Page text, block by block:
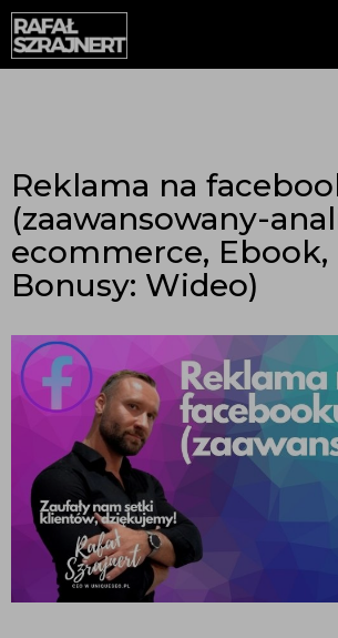
Reklama na
(zaawansowany-
ecommerce, Ebook,
Bonusy: Wideo)